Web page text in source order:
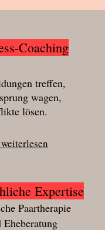
Coaching
treffen,
wagen,
lösen.
Expertise
Paartherapie